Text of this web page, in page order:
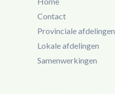
Contact
Provinciale afdelingen
Lokale afdelingen
Samenwerkingen